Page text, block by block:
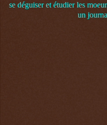
se déguiser et étudier les
un